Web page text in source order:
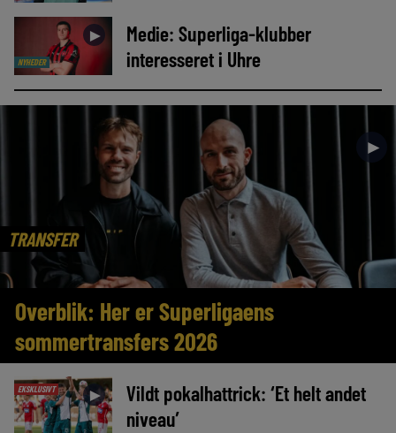
NYHEDER
►
Medie: Superliga-klubber
interesseret i Uhre
TRANSFER
►
Overblik: Her er Superligaens
sommertransfers 2026
EKSKLUSIVT ►
Vildt pokalhattrick: ‘Et helt andet
niveau’